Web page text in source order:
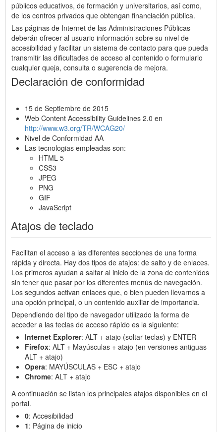
públicos educativos, de formación y universitarios, así como,
de los centros privados que obtengan financiación pública.
Las páginas de Internet de las Administraciones Públicas
deberán ofrecer al usuario información sobre su nivel de
accesibilidad y facilitar un sistema de contacto para que pueda
transmitir las dificultades de acceso al contenido o formulario
cualquier queja, consulta o sugerencia de mejora.
Declaración de conformidad
15 de Septiembre de 2015
Web Content Accessibility Guidelines 2.0 en
http://www.w3.org/TR/WCAG20/
Nivel de Conformidad AA
Las tecnologias empleadas son:
HTML 5
CSS3
JPEG
PNG
GIF
JavaScript
Atajos de teclado
Facilitan el acceso a las diferentes secciones de una forma
rápida y directa. Hay dos tipos de atajos: de salto y de enlaces.
Los primeros ayudan a saltar al inicio de la zona de contenidos
sin tener que pasar por los diferentes menús de navegación.
Los segundos activan enlaces que, o bien pueden llevarnos a
una opción principal, o un contenido auxiliar de importancia.
Dependiendo del tipo de navegador utilizado la forma de
acceder a las teclas de acceso rápido es la siguiente:
Internet Explorer: ALT + atajo (soltar teclas) y ENTER
Firefox: ALT + Mayúsculas + atajo (en versiones antiguas
ALT + atajo)
Opera: MAYÚSCULAS + ESC + atajo
Chrome: ALT + atajo
A continuación se listan los principales atajos disponibles en el
portal.
0: Accesibilidad
1: Página de inicio